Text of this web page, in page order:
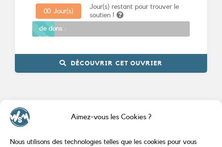
Aimez-vous les Cookies ?
Nous utilisons des technologies telles que les cookies pour vous
Jour(s) restant pour trouver le
soutien !
00 Jour(s)
Promesses
de dons :
DÉCOUVRIR CET OUVRIER